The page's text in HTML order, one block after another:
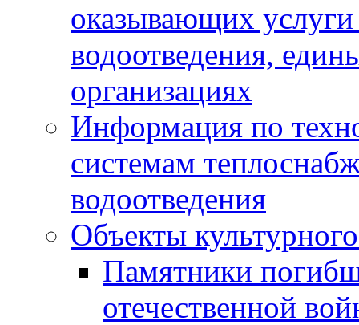
оказывающих
водоотведения,
организациях
Информация по
системам
водоотведения
Объекты
Памятники
отечественной